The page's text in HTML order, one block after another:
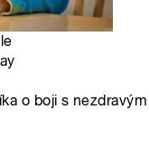
o boji s nezdravým